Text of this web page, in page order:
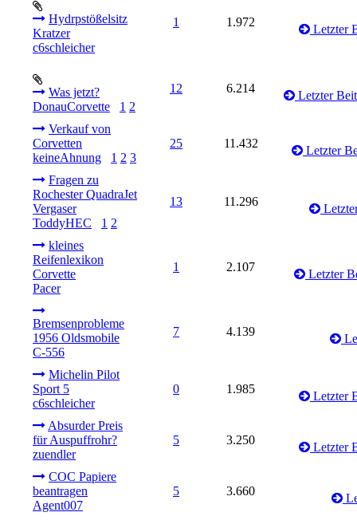
Hydrpstößelsitz
Kratzer
c6schleicher
1 1.972
Letzter
Was jetzt?
DonauCorvette
1 2
12 6.214
Letzter
Verkauf von
Corvetten
keineAhnung
1 2 3
25 11.432
Letzter
Fragen zu
Rochester QuadraJet
Vergaser
ToddyHEC
1 2
13 11.296
kleines
Reifenlexikon
Corvette
Pacer
1 2.107
Letzter
Bremsenprobleme
1956 Oldsmobile
C-556
7 4.139
Michelin Pilot
Sport 5
c6schleicher
0 1.985
Letzter
Absurder Preis
für Auspuffrohr?
zuendler
5 3.250
Letzter
COC Papiere
beantragen
Agent007
5 3.660